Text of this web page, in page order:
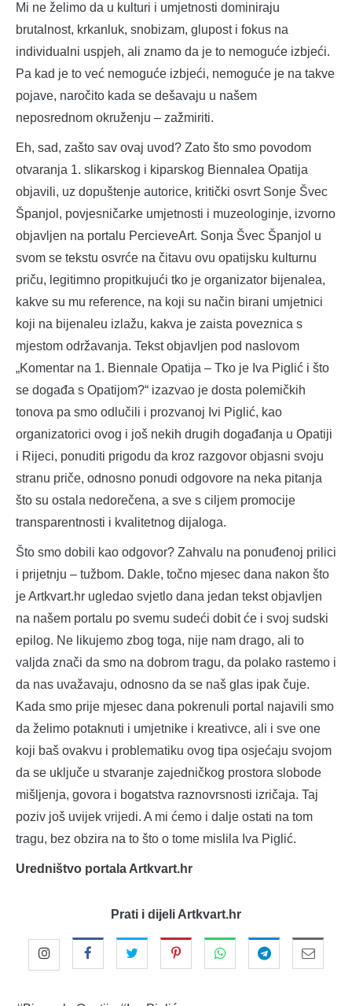
Mi ne želimo da u kulturi i umjetnosti dominiraju
brutalnost, krkanluk, snobizam, glupost i fokus na
individualni uspjeh, ali znamo da je to nemoguće izbjeći.
Pa kad je to već nemoguće izbjeći, nemoguće je na takve
pojave, naročito kada se dešavaju u našem
neposrednom okruženju – zažmiriti.
Eh, sad, zašto sav ovaj uvod? Zato što smo povodom
otvaranja 1. slikarskog i kiparskog Biennalea Opatija
objavili, uz dopuštenje autorice, kritički osvrt Sonje Švec
Španjol, povjesničarke umjetnosti i muzeologinje, izvorno
objavljen na portalu PercieveArt. Sonja Švec Španjol u
svom se tekstu osvrće na čitavu ovu opatijsku kulturnu
priču, legitimno propitkujući tko je organizator bijenalea,
kakve su mu reference, na koji su način birani umjetnici
koji na bijenaleu izlažu, kakva je zaista poveznica s
mjestom održavanja. Tekst objavljen pod naslovom
„Komentar na 1. Biennale Opatija – Tko je Iva Piglić i što
se događa s Opatijom?“ izazvao je dosta polemičkih
tonova pa smo odlučili i prozvanoj Ivi Piglić, kao
organizatorici ovog i još nekih drugih događanja u Opatiji
i Rijeci, ponuditi prigodu da kroz razgovor objasni svoju
stranu priče, odnosno ponudi odgovore na neka pitanja
što su ostala nedorečena, a sve s ciljem promocije
transparentnosti i kvalitetnog dijaloga.
Što smo dobili kao odgovor? Zahvalu na ponuđenoj prilici
i prijetnju – tužbom. Dakle, točno mjesec dana nakon što
je Artkvart.hr ugledao svjetlo dana jedan tekst objavljen
na našem portalu po svemu sudeći dobit će i svoj sudski
epilog. Ne likujemo zbog toga, nije nam drago, ali to
valjda znači da smo na dobrom tragu, da polako rastemo i
da nas uvažavaju, odnosno da se naš glas ipak čuje.
Kada smo prije mjesec dana pokrenuli portal najavili smo
da želimo potaknuti i umjetnike i kreativce, ali i sve one
koji baš ovakvu i problematiku ovog tipa osjećaju svojom
da se uključe u stvaranje zajedničkog prostora slobode
mišljenja, govora i bogatstva raznovrsnosti izričaja. Taj
poziv još uvijek vrijedi. A mi ćemo i dalje ostati na tom
tragu, bez obzira na to što o tome mislila Iva Piglić.
Uredništvo portala Artkvart.hr
Prati i dijeli Artkvart.hr